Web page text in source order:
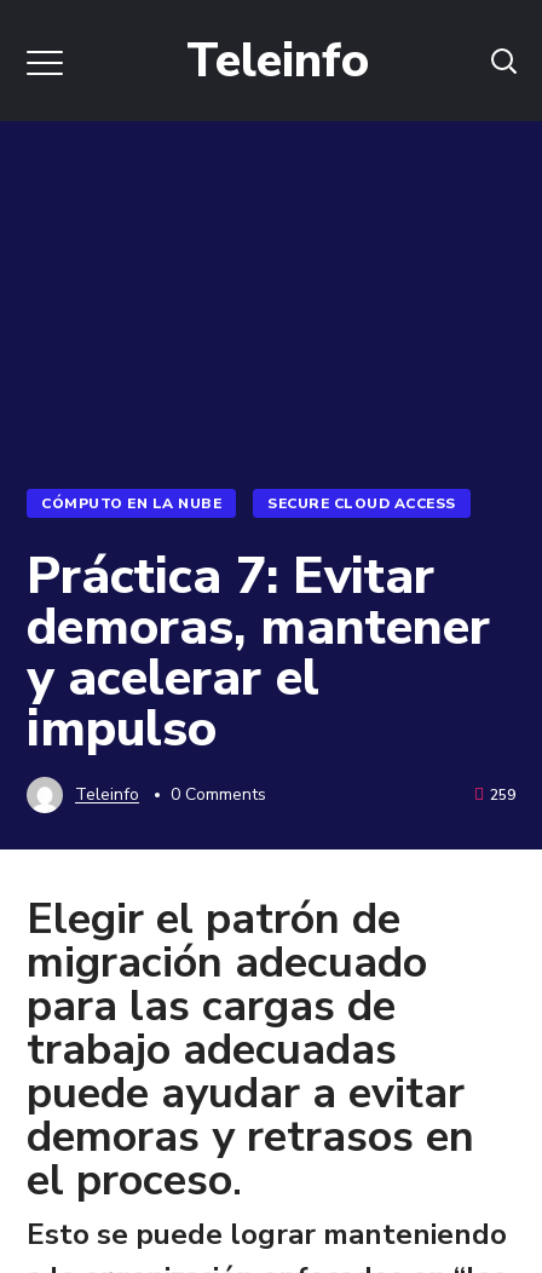
Teleinfo
CÓMPUTO EN LA NUBE SECURE CLOUD ACCESS
Práctica 7: Evitar
demoras, mantener
y acelerar el
impulso
Teleinfo 0 Comments 259
Elegir el patrón de
migración adecuado
para las cargas de
trabajo adecuadas
puede ayudar a evitar
demoras y retrasos en
el proceso.
Esto se puede lograr manteniendo